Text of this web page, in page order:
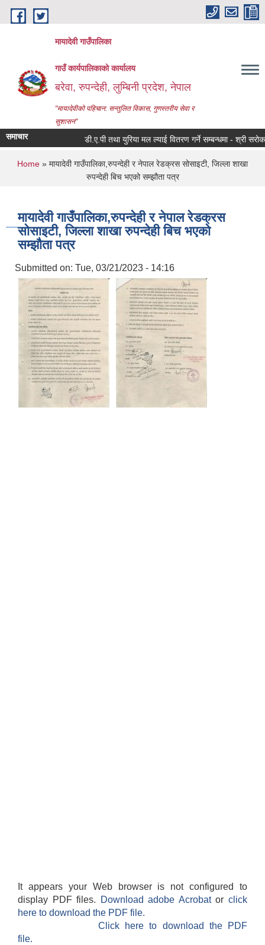
Skip to main content
मायादेवी गाउँपालिका
गाउँ कार्यपालिकाको कार्यालय
बरेवा, रुपन्देही, लुम्बिनी प्रदेश, नेपाल
"मायादेवीको पहिचान: सन्तुलित विकास, गुणस्तरीय सेवा र
सुशासन"
समाचार डी.ए.पी तथा युरिया मल ल्याई वितरण गर्ने सम्बन्धमा - श्री
You are here
Home » मायादेवी गाउँपालिका,रुपन्देही र नेपाल रेडक्रस सोसाइटी, जिल्ला शाखा
रुपन्देही बिच भएको सम्झौता पत्र
मायादेवी गाउँपालिका,रुपन्देही र नेपाल रेडक्रस
सोसाइटी, जिल्ला शाखा रुपन्देही बिच भएको
सम्झौता पत्र
Submitted on: Tue, 03/21/2023 - 14:16
It appears your Web browser is not configured to
display PDF files.
Download adobe Acrobatorclick
here to download the PDF file.
Click here to download the PDF
file.